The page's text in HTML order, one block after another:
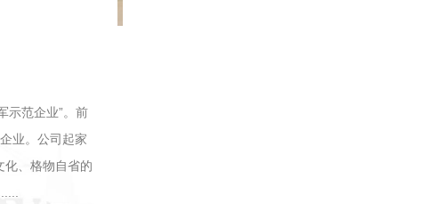
示范企业”。前
业。公司起家
化、格物自省的